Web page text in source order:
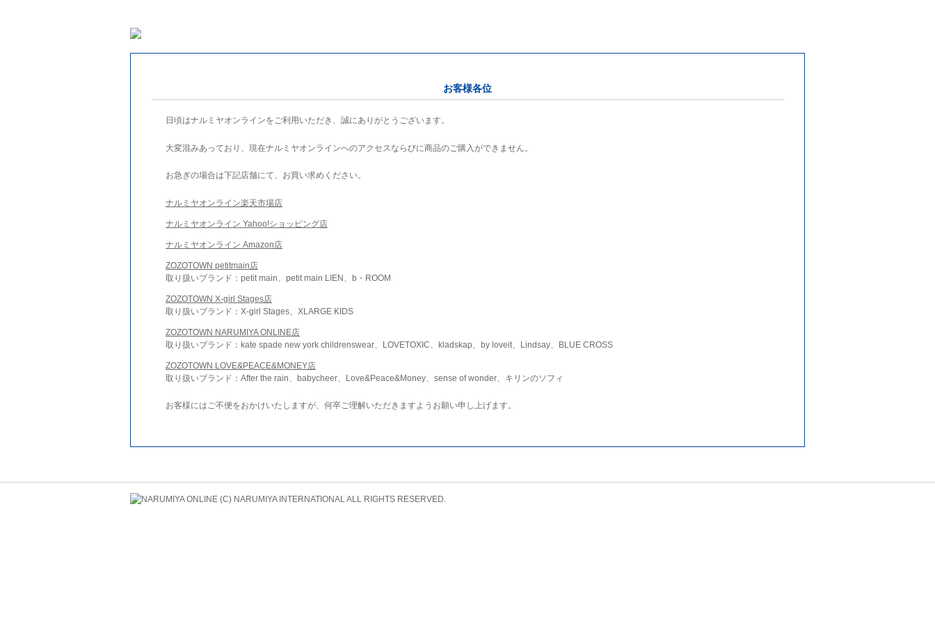
お客様各位
日頃はナルミヤオンラインをご利用いただき、誠にありがとうございます。
大変混みあっており、現在ナルミヤオンラインへのアクセスならびに商品のご購入ができません。
お急ぎの場合は下記店舗にて、お買い求めください。
ナルミヤオンライン楽天市場店
ナルミヤオンライン Yahoo!ショッピング店
ナルミヤオンライン Amazon店
ZOZOTOWN petitmain店
取り扱いブランド：petit main、petit main LIEN、b・ROOM
ZOZOTOWN X-girl Stages店
取り扱いブランド：X-girl Stages、XLARGE KIDS
ZOZOTOWN NARUMIYA ONLINE店
取り扱いブランド：kate spade new york childrenswear、LOVETOXIC、kladskap、by loveit、Lindsay、BLUE CROSS
ZOZOTOWN LOVE&PEACE&MONEY店
取り扱いブランド：After the rain、babycheer、Love&Peace&Money、sense of wonder、キリンのソフィ
お客様にはご不便をおかけいたしますが、何卒ご理解いただきますようお願い申し上げます。